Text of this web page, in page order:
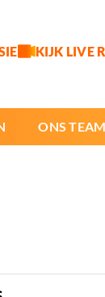
KIJK LIVE
ONS TEAM